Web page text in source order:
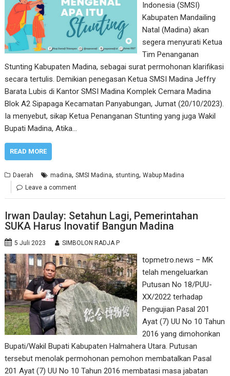
Indonesia (SMSI)
Kabupaten Mandailing
Natal (Madina) akan
segera menyurati Ketua
Tim Penanganan
Stunting Kabupaten Madina, sebagai surat permohonan klarifikasi
secara tertulis. Demikian penegasan Ketua SMSI Madina Jeffry
Barata Lubis di Kantor SMSI Madina Komplek Cemara Madina
Blok A2 Sipapaga Kecamatan Panyabungan, Jumat (20/10/2023).
Ia menyebut, sikap Ketua Penanganan Stunting yang juga Wakil
Bupati Madina, Atika…
READ MORE
Daerah madina,SMSI Madina, stunting,Wabup Madina
Leave a comment
Irwan Daulay: Setahun Lagi, Pemerintahan
SUKA Harus Inovatif Bangun Madina
5 Juli 2023 SIMBOLON RADJA P
topmetro.news – MK
telah mengeluarkan
Putusan No 18/PUU-
XX/2022 terhadap
Pengujian Pasal 201
Ayat (7) UU No 10 Tahun
2016 yang dimohonkan
Bupati/Wakil Bupati Kabupaten Halmahera Utara. Putusan
tersebut menolak permohonan pemohon membatalkan Pasal
201 Ayat (7) UU No 10 Tahun 2016 membatasi masa jabatan